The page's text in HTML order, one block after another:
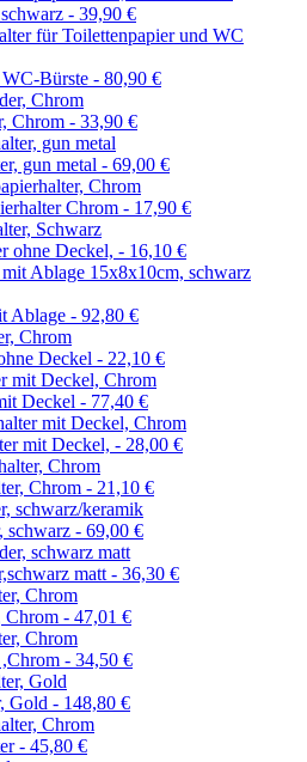
- 39,90 €
Bürste - 80,90 €
Chrom - 33,90 €
gun metal - 69,00 €
Chrom - 17,90 €
ohne Deckel, - 16,10 €
Ablage - 92,80 €
Deckel - 22,10 €
Deckel - 77,40 €
mit Deckel, - 28,00 €
Chrom - 21,10 €
schwarz - 69,00 €
matt - 36,30 €
Chrom - 47,01 €
- 34,50 €
Gold - 148,80 €
- 45,80 €